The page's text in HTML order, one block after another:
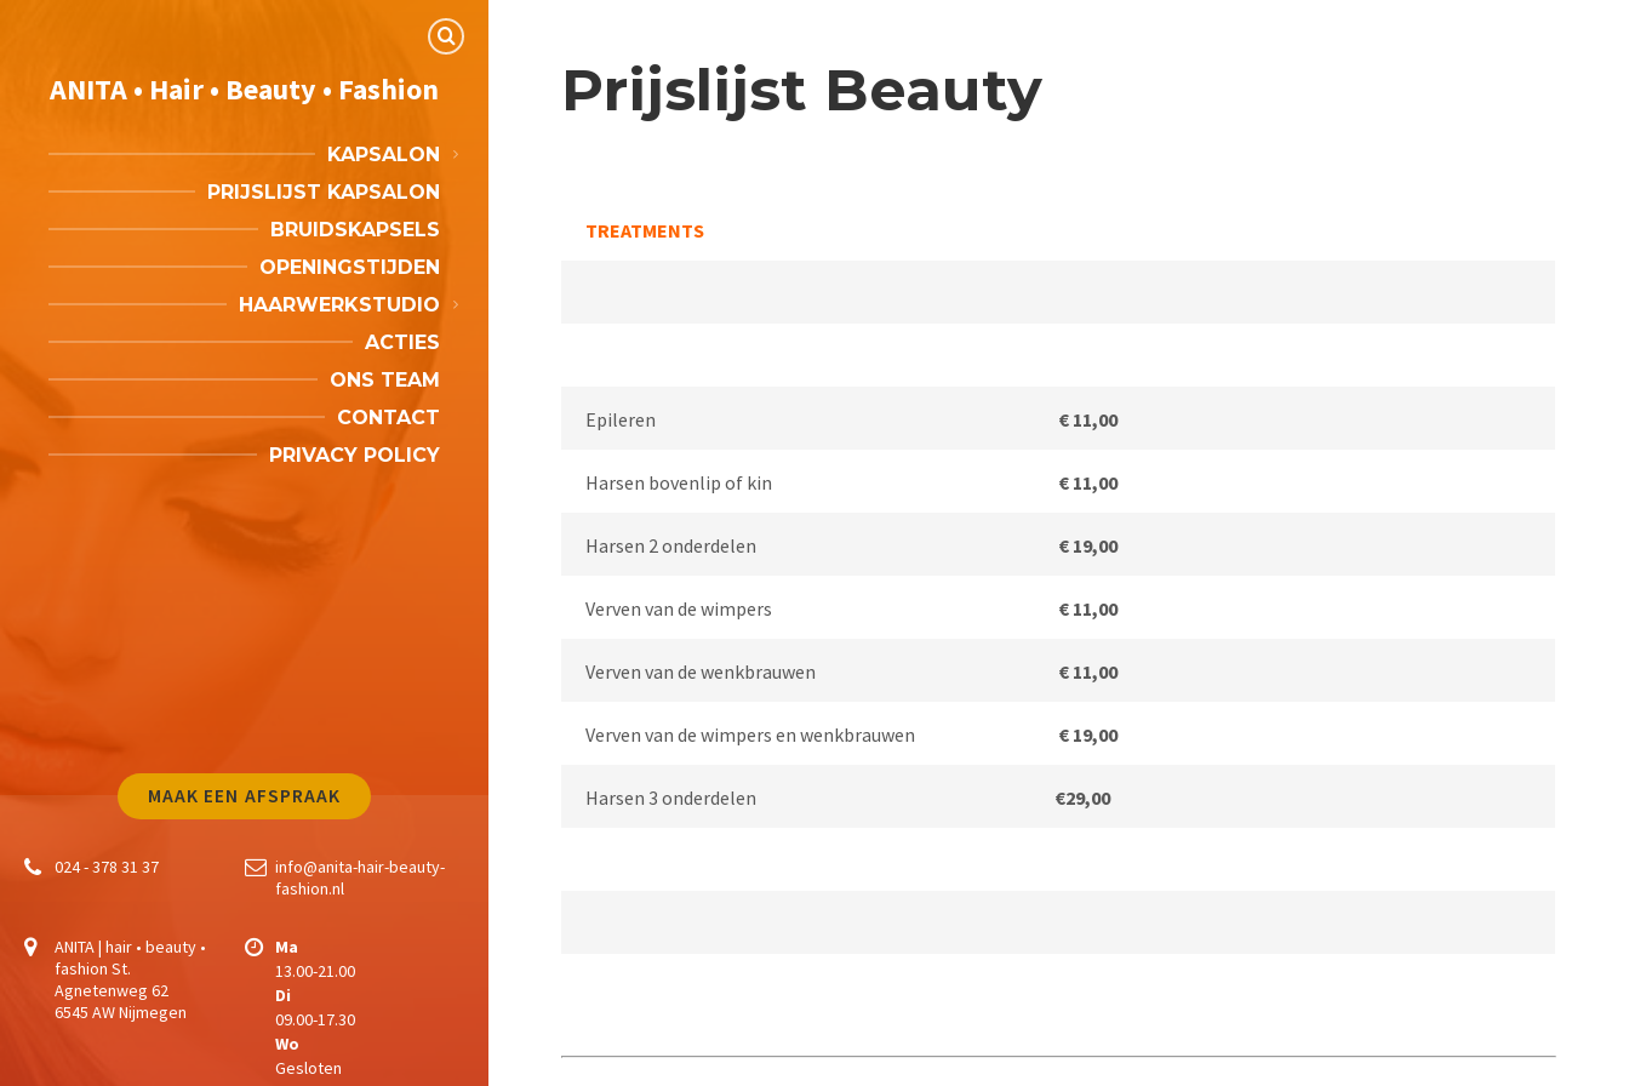
ANITA • Hair • Beauty • Fashion
KAPSALON
PRIJSLIJST KAPSALON
BRUIDSKAPSELS
OPENINGSTIJDEN
HAARWERKSTUDIO
ACTIES
ONS TEAM
CONTACT
PRIVACY POLICY
MAAK EEN AFSPRAAK
024 - 378 31 37
info@anita-hair-beauty-
fashion.nl
ANITA | hair • beauty •
fashion St.
Agnetenweg 62
6545 AW Nijmegen
Ma
13.00-21.00
Di
09.00-17.30
Wo
Gesloten
Prijslijst Beauty
TREATMENTS
Epileren € 11,00
Harsen bovenlip of kin € 11,00
Harsen 2 onderdelen € 19,00
Verven van de wimpers € 11,00
Verven van de wenkbrauwen € 11,00
Verven van de wimpers en wenkbrauwen € 19,00
Harsen 3 onderdelen €29,00